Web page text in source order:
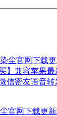
尘官网下载更